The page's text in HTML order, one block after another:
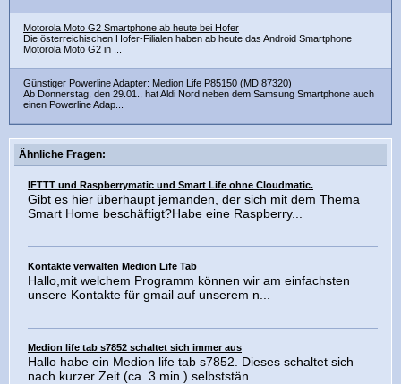
Motorola Moto G2 Smartphone ab heute bei Hofer
Die österreichischen Hofer-Filialen haben ab heute das Android Smartphone
Motorola Moto G2 in ...
Günstiger Powerline Adapter: Medion Life P85150 (MD 87320)
Ab Donnerstag, den 29.01., hat Aldi Nord neben dem Samsung Smartphone auch
einen Powerline Adap...
Ähnliche Fragen:
IFTTT und Raspberrymatic und Smart Life ohne Cloudmatic.
Gibt es hier überhaupt jemanden, der sich mit dem Thema
Smart Home beschäftigt?Habe eine Raspberry...
Kontakte verwalten Medion Life Tab
Hallo,mit welchem Programm können wir am einfachsten
unsere Kontakte für gmail auf unserem n...
Medion life tab s7852 schaltet sich immer aus
Hallo habe ein Medion life tab s7852. Dieses schaltet sich
nach kurzer Zeit (ca. 3 min.) selbststän...